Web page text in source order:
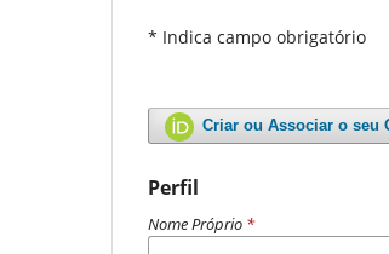
* Indica campo obrigatório
Criar ou Associar o seu
Perfil
Nome Próprio *